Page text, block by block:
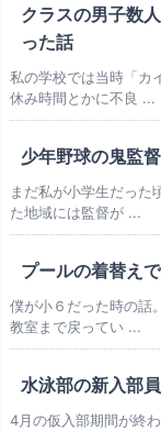
クラスの男子数
った話
私の学校では当時「カ
休み時間とかに不良 ...
少年野球の鬼監
まだ私が小学生だった
た地域には監督が ...
プールの着替え
僕が小６だった時の話
教室まで戻ってい ...
水泳部の新入部
4月の仮入部期間が終